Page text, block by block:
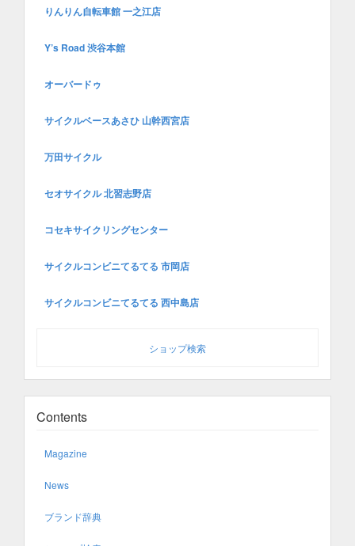
りんりん自転車館 一之江店
Y’s Road 渋谷本館
オーバードゥ
サイクルベースあさひ 山幹西宮店
万田サイクル
セオサイクル 北習志野店
コセキサイクリングセンター
サイクルコンビニてるてる 市岡店
サイクルコンビニてるてる 西中島店
ショップ検索
Contents
Magazine
News
ブランド辞典